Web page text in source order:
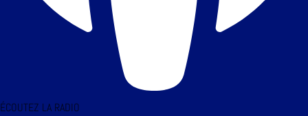
ÉCOUTEZ LA RADIO